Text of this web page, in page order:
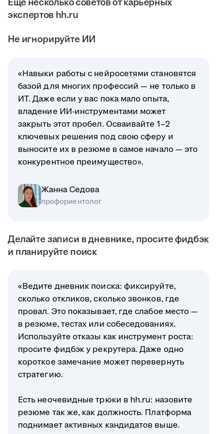
экспертов hh.ru
Не игнорируйте ИИ
«Навыки работы с нейросетями становятся
базой для многих профессий — не только в
ИТ. Даже если у вас пока мало опыта,
владение ИИ-инструментами может
закрыть этот пробел. Осваивайте 1–2
ключевых решения под свою сферу и
выносите их в резюме в самое начало — это
конкурентное преимущество».
Жанна Седова
профориентолог
Делайте записи в дневнике, просите фидбэк
и планируйте поиск
«Ведите дневник поиска: фиксируйте,
сколько откликов, сколько звонков, где
провал. Это показывает, где слабое место —
в резюме, тестах или собеседованиях.
Используйте отказы как инструмент роста:
просите фидбэк у рекрутера. Даже одно
короткое замечание может перевернуть
стратегию.
Есть неочевидные трюки в hh.ru: назовите
резюме так же, как должность. Платформа
поднимает активных кандидатов выше.